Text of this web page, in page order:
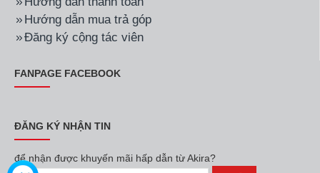
Hướng dẫn mua trả góp
Đăng ký cộng tác viên
FANPAGE FACEBOOK
ĐĂNG KÝ NHẬN TIN
để nhận được khuyến mãi hấp dẫn từ Akira?